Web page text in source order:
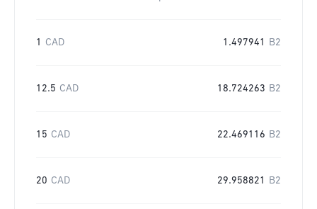
1 CAD 1.497941 B2
12.5 CAD 18.724263 B2
15 CAD 22.469116 B2
20 CAD 29.958821 B2